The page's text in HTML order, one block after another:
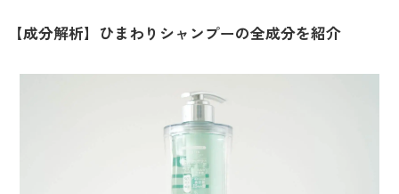
【成分解析】ひまわりシャンプーの全成分を紹介